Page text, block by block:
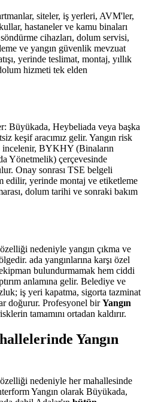
siteler, iş yerleri, AVM'ler,
hastaneler ve kamu binaları
cihazları, dolum servisi,
ve yangın güvenlik mevzuat
yerinde teslimat, montaj, yıllık
hizmeti tek elden
Büyükada, Heybeliada veya başka
keşif aracımız gelir. Yangın risk
incelenir, BYKHY (Binaların
Yönetmelik) çerçevesinde
Onay sonrası TSE belgeli
edilir, yerinde montaj ve etiketleme
dolum tarihi ve sonraki bakım
nedeniyle yangın çıkma ve
ada yangınlarına karşı özel
bulundurmamak hem ciddi
anlamına gelir. Belediye ve
iş yeri kapatma, sigorta tazminat
doğurur. Profesyonel birYangın
tamamını ortadan kaldırır.
Yangın
nedeniyle her mahallesinde
Yangın olarak Büyükada,